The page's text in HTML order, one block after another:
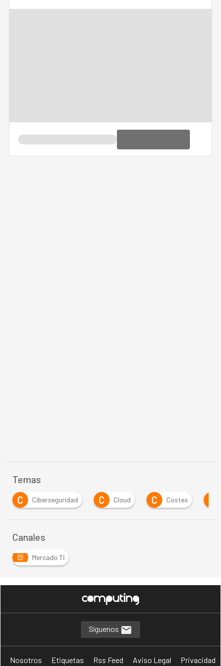
Temas
C
Ciberseguridad C Cloud C Costes E
Canales
Mercado TI
Síguenos
Nosotros Etiquetas Rss Feed Aviso Legal
Privacidad